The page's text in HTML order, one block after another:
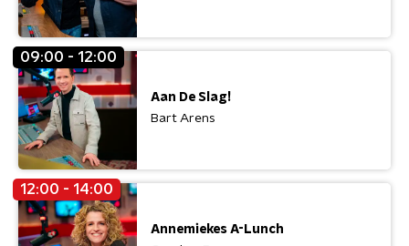
09:00 - 12:00
Aan De Slag!
Bart Arens
12:00 - 14:00
Annemiekes A-Lunch